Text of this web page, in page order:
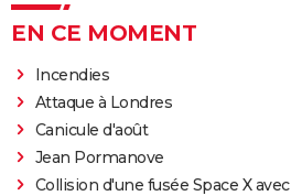
EN CE MOMENT
Incendies
Attaque à Londres
Canicule d'août
Jean Pormanove
Collision d'une fusée Space X